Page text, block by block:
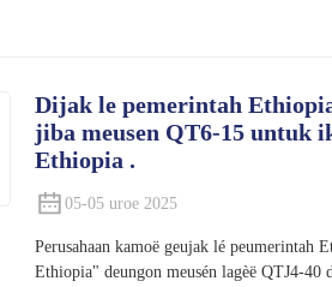
Dijak le pemerintah
jiba meusen QT6-15 untuk
Ethiopia .
05-05 uroe 2025
Perusahaan kamoë geujak lé peumerintah
Ethiopia" deungon meusén lagèë QTJ4-40